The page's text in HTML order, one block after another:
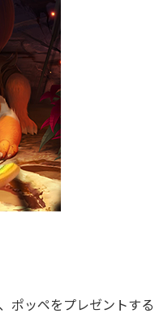
ポッペをプレゼントする